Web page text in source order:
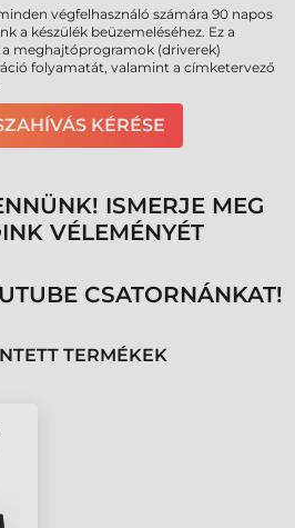
végfelhasználó számára 90 napos
a készülék beüzemeléséhez. Ez a
meghajtóprogramok (driverek)
folyamatát, valamint a címketervező
KÉRÉSE
ISMERJE MEG
VÉLEMÉNYÉT
CSATORNÁNKAT!
TERMÉKEK